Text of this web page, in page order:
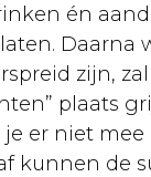
én
Daarna
zijn,
plaats
je er niet
kunnen de